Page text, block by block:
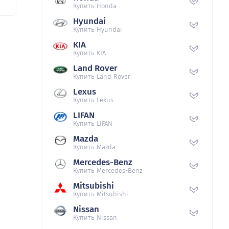
Купить Honda
Hyundai
Купить Hyundai
KIA
Купить KIA
Land Rover
Купить Land Rover
Lexus
Купить Lexus
LIFAN
Купить LIFAN
Mazda
Купить Mazda
Mercedes-Benz
Купить Mercedes-Benz
Mitsubishi
Купить Mitsubishi
Nissan
Купить Nissan